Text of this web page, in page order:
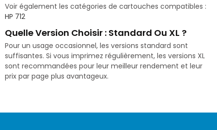
Voir également les catégories de cartouches compatibles :
HP 712
Quelle Version Choisir : Standard Ou XL ?
Pour un usage occasionnel, les versions standard sont
suffisantes. Si vous imprimez régulièrement, les versions XL
sont recommandées pour leur meilleur rendement et leur
prix par page plus avantageux.